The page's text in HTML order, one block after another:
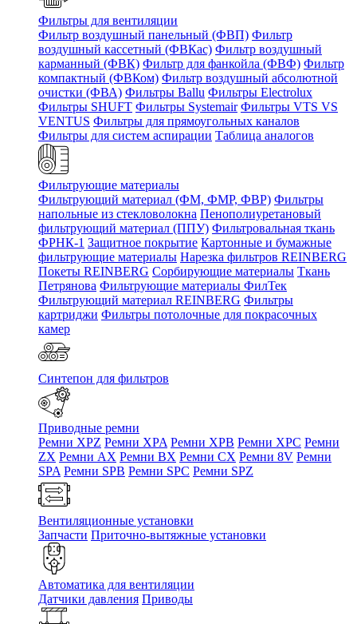
Фильтры для вентиляции
Фильтр воздушный панельный (ФВП) Фильтр
воздушный кассетный (ФВКас) Фильтр воздушный
карманный (ФВК) Фильтр для фанкойла (ФВФ) Фильтр
компактный (ФВКом) Фильтр воздушный абсолютной
очистки (ФВА) Фильтры Ballu Фильтры Electrolux
Фильтры SHUFT Фильтры Systemair Фильтры VTS VS
VENTUS Фильтры для прямоугольных каналов
Фильтры для систем аспирации Таблица аналогов
Фильтрующие материалы
Фильтрующий материал (ФМ, ФМР, ФВР) Фильтры
напольные из стекловолокна Пенополиуретановый
фильтрующий материал (ППУ) Фильтровальная ткань
ФРНК-1 Защитное покрытие Картонные и бумажные
фильтрующие материалы Нарезка фильтров REINBERG
Покеты REINBERG Сорбирующие материалы Ткань
Петрянова Фильтрующие материалы ФилТек
Фильтрующий материал REINBERG Фильтры
картриджи Фильтры потолочные для покрасочных
камер
Синтепон для фильтров
Приводные ремни
Ремни XPZ Ремни XPA Ремни XPB Ремни XPC Ремни
ZX Ремни AX Ремни BX Ремни CX Ремни 8V Ремни
SPA Ремни SPB Ремни SPC Ремни SPZ
Вентиляционные установки
Запчасти Приточно-вытяжные установки
Автоматика для вентиляции
Датчики давления Приводы